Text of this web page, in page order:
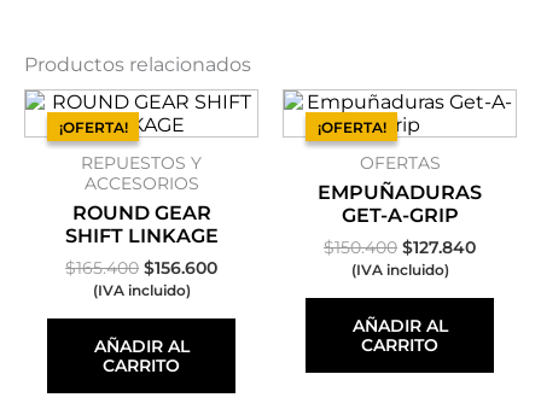
Productos relacionados
¡OFERTA!
¡OFERTA!
REPUESTOS Y
ACCESORIOS
ROUND GEAR
SHIFT LINKAGE
$165.400
El
precio
original
era:
$165.400.
$156.600
El
actual
(IVA incluido)
AÑADIR AL
CARRITO
¡OFERTA!
¡OFERTA!
OFERTAS
EMPUÑADURAS
GET-A-GRIP
$150.400
El
precio
original
era:
$150.400.
$127.840
El
actual
(IVA incluido)
AÑADIR AL
CARRITO